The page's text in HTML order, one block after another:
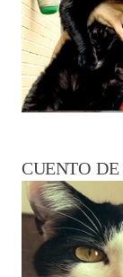
CUENTO DE